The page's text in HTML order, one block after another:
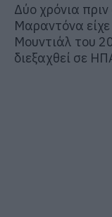
Δύο χρόνια
Μαραντόνα είχε
Μουντιάλ του
διεξαχθεί σε